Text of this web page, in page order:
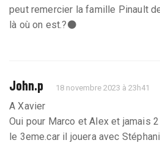
peut remercier la famille Pinault
là où on est.?⚫
John.p 18 novembre 2023 à 23h41
A Xavier
Oui pour Marco et Alex et jamais
le 3eme.car il jouera avec